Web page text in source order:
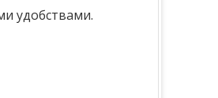
удобствами.